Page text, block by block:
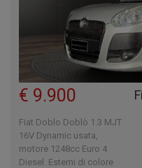
€ 9.900
Fiat Doblo Doblò 1.3 MJT
16V Dynamic usata,
motore 1248cc Euro 4
Diesel. Esterni di colore